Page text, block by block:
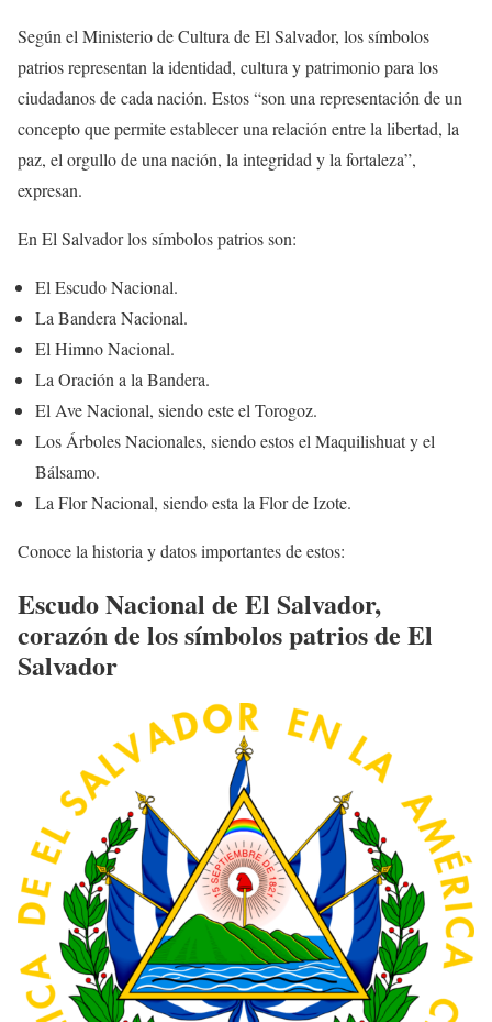
Según el Ministerio de Cultura de El Salvador, los símbolos
patrios representan la identidad, cultura y patrimonio para los
ciudadanos de cada nación. Estos “son una representación de un
concepto que permite establecer una relación entre la libertad, la
paz, el orgullo de una nación, la integridad y la fortaleza”,
expresan.
En El Salvador los símbolos patrios son:
El Escudo Nacional.
La Bandera Nacional.
El Himno Nacional.
La Oración a la Bandera.
El Ave Nacional, siendo este el Torogoz.
Los Árboles Nacionales, siendo estos el Maquilishuat y el
Bálsamo.
La Flor Nacional, siendo esta la Flor de Izote.
Conoce la historia y datos importantes de estos:
Escudo Nacional de El Salvador,
corazón de los símbolos patrios de El
Salvador